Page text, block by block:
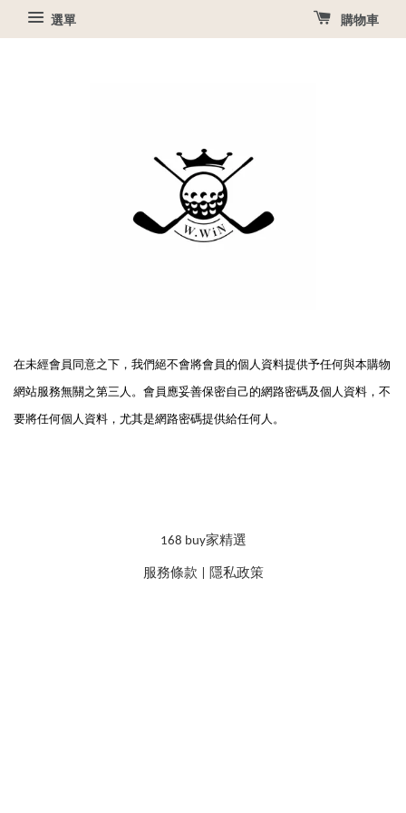
選單 購物車
在未經會員同意之下，我們絕不會將會員的個人資料提供予任何與本購物
網站服務無關之第三人。會員應妥善保密自己的網路密碼及個人資料，不
要將任何個人資料，尤其是網路密碼提供給任何人。
168 buy家精選
服務條款 隱私政策